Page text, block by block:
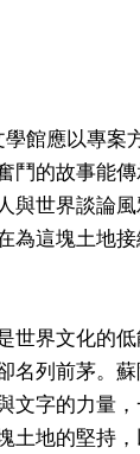
館應以專案
鬥的故事能
與世界談論
這塊土地接
世界文化的
名列前茅。
文字的力量
土地的堅持